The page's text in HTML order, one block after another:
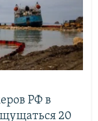
РФ в
20